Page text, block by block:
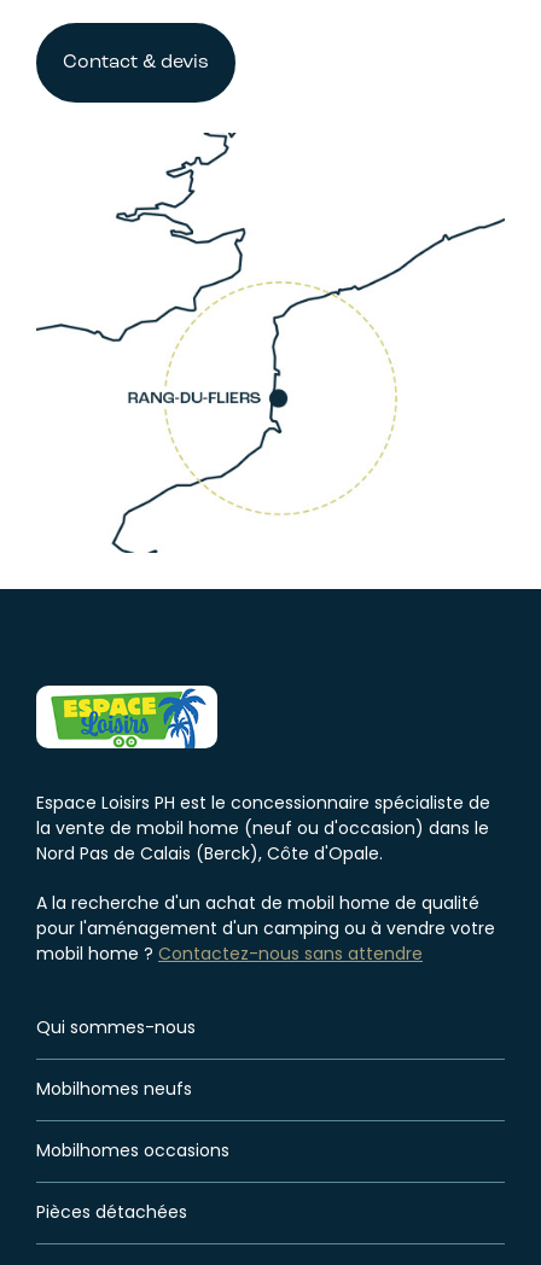
Contact & devis
Espace Loisirs PH est le concessionnaire spécialiste de
la vente de mobil home (neuf ou d'occasion) dans le
Nord Pas de Calais (Berck), Côte d'Opale.
A la recherche d'un achat de mobil home de qualité
pour l'aménagement d'un camping ou à vendre votre
mobil home ? Contactez-nous sans attendre
Qui sommes-nous
Mobilhomes neufs
Mobilhomes occasions
Pièces détachées